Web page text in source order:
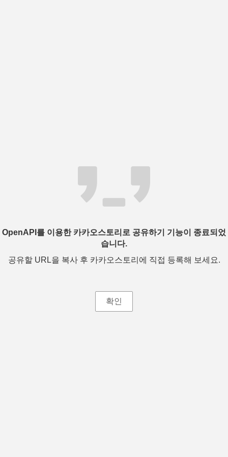
OpenAPI를 이용한 카카오스토리로 공유하기 기능이 종료되었
습니다.
공유할 URL을 복사 후 카카오스토리에 직접 등록해 보세요.
확인